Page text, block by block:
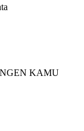
KAMU